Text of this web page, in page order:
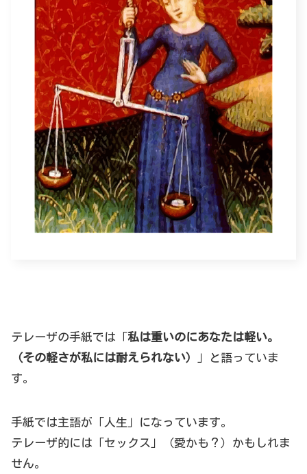
テレーザの手紙では「私は重いのにあなたは軽い。
（その軽さが私には耐えられない）
」と語っていま
す。
手紙では主語が「人生」になっています。
テレーザ的には「セックス」（愛かも？）かもしれま
せん。